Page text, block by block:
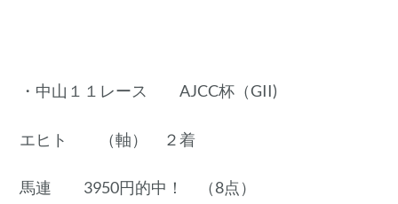
・中山１１レース AJCC杯（GII)
エヒト （軸） ２着
馬連 3950円的中！ （8点）